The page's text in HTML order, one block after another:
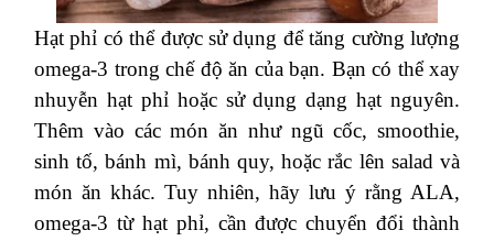
Hạt phỉ có thể được sử dụng để tăng cường lượng
omega-3 trong chế độ ăn của bạn. Bạn có thể xay
nhuyễn hạt phỉ hoặc sử dụng dạng hạt nguyên.
Thêm vào các món ăn như ngũ cốc, smoothie,
sinh tố, bánh mì, bánh quy, hoặc rắc lên salad và
món ăn khác. Tuy nhiên, hãy lưu ý rằng ALA,
omega-3 từ hạt phỉ, cần được chuyển đổi thành